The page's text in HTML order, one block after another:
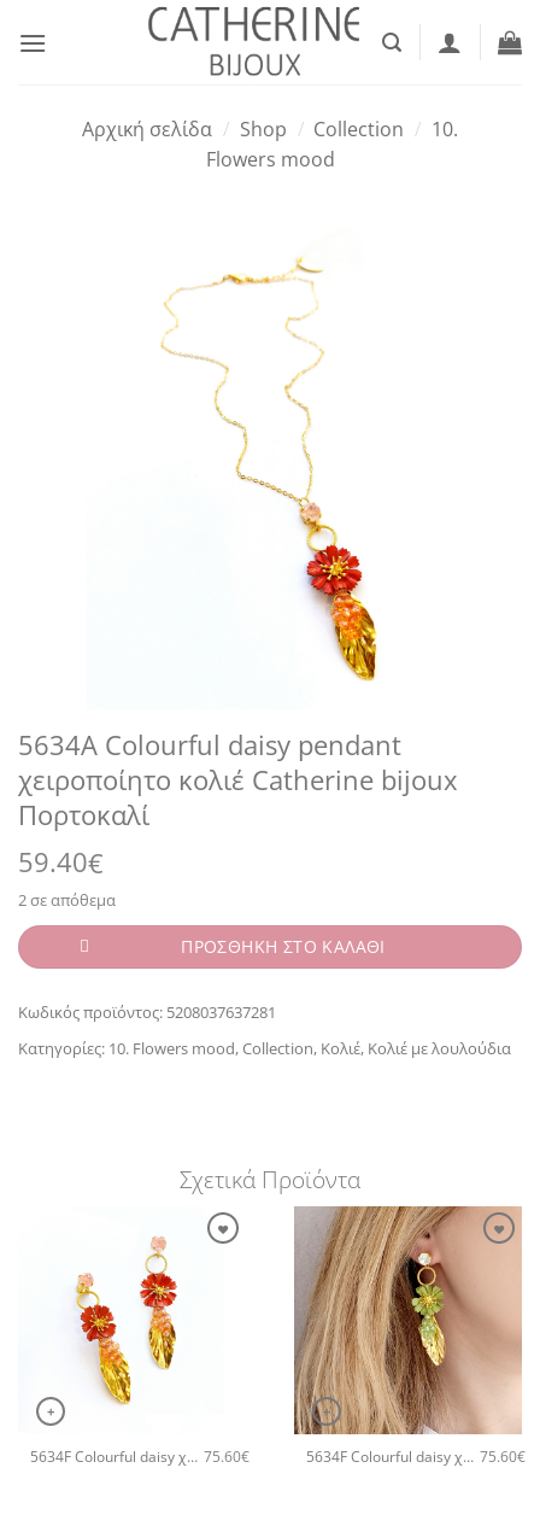
στο
Αρχική σελίδα / Shop / Collection / 10.
Flowers mood
5634A Colourful daisy pendant
χειροποίητο κολιέ Catherine bijoux
Πορτοκαλί
59.40€
2 σε απόθεμα
ΠΡΟΣΘΗΚΗ ΣΤΟ ΚΑΛΑΘΙ
Κωδικός προϊόντος: 5208037637281
Κατηγορίες: 10. Flowers mood,Collection, Κολιέ, Κολιέ με λουλούδια
Σχετικά Προϊόντα
+
5634F Colourful daisy χειροποίητα σκουλαρίκια Catherine bijoux Πορτοκαλί 75.60€
+
5634F Colourful daisy χειροποίητα σκουλαρίκια Catherine bijoux Πράσινο 75.60€